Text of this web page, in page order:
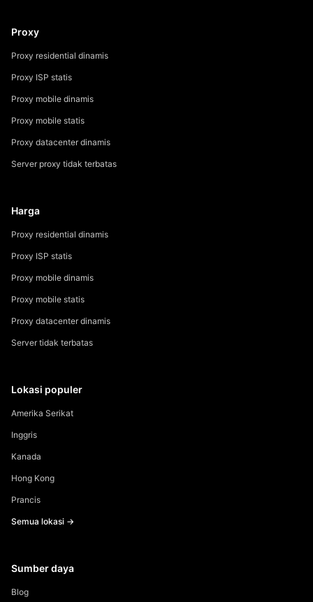
Proxy
Proxy residential dinamis
Proxy ISP statis
Proxy mobile dinamis
Proxy mobile statis
Proxy datacenter dinamis
Server proxy tidak terbatas
Harga
Proxy residential dinamis
Proxy ISP statis
Proxy mobile dinamis
Proxy mobile statis
Proxy datacenter dinamis
Server tidak terbatas
Lokasi populer
Amerika Serikat
Inggris
Kanada
Hong Kong
Prancis
Semua lokasi →
Sumber daya
Blog